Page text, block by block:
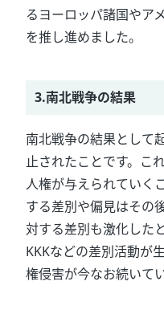
るヨーロッパ諸国やア
を推し進めました。
3.南北戦争の結果
南北戦争の結果として
止されたことです。こ
人権が与えられていく
する差別や偏見はその
対する差別も激化した
KKKなどの差別活動が
権侵害が今なお続いてい